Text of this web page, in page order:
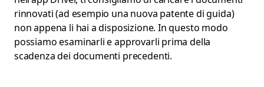
rinnovati (ad esempio una nuova patente di guida)
non appena li hai a disposizione. In questo modo
possiamo esaminarli e approvarli prima della
scadenza dei documenti precedenti.